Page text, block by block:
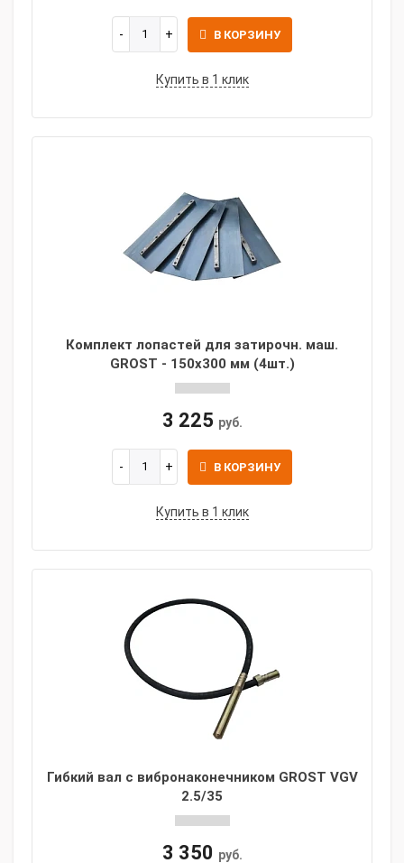
В КОРЗИНУ
Купить в 1 клик
Комплект лопастей для затирочн. маш.
GROST - 150х300 мм (4шт.)
3 225 руб.
В КОРЗИНУ
Купить в 1 клик
Гибкий вал с вибронаконечником GROST VGV
2.5/35
3 350 руб.